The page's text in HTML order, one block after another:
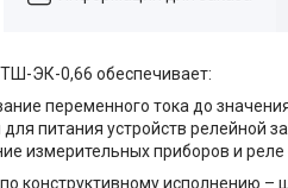
ЭК-0,66 обеспечивает:
переменного тока до
питания устройств релейной
измерительных приборов и
конструктивному исполнению